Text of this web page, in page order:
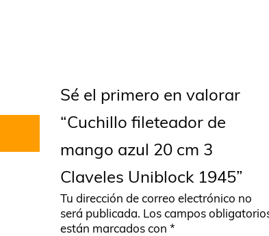
Sé el primero en valorar
“Cuchillo fileteador de
mango azul 20 cm 3
Claveles Uniblock 1945”
Tu dirección de correo electrónico no
será publicada. Los campos
están marcados con *